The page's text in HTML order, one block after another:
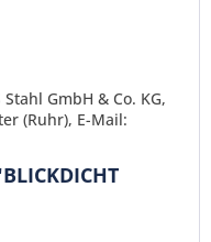
GmbH & Co. KG,
(Ruhr), E-Mail: